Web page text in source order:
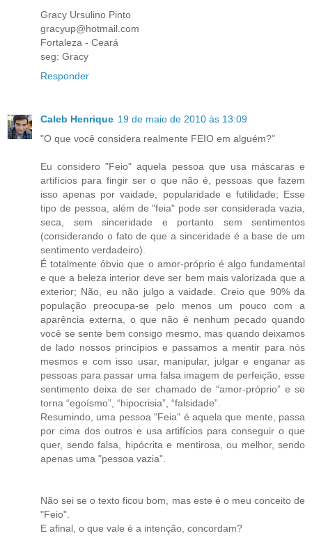
Gracy Ursulino Pinto
gracyup@hotmail.com
Fortaleza - Ceará
seg: Gracy
Responder
Caleb Henrique 19 de maio de 2010 às 13:09
"O que você considera realmente FEIO em alguém?"
Eu considero "Feio" aquela pessoa que usa máscaras e
artifícios para fingir ser o que não é, pessoas que fazem
isso apenas por vaidade, popularidade e futilidade; Esse
tipo de pessoa, além de "feia" pode ser considerada vazia,
seca, sem sinceridade e portanto sem sentimentos
(considerando o fato de que a sinceridade é a base de um
sentimento verdadeiro).
É totalmente óbvio que o amor-próprio é algo fundamental
e que a beleza interior deve ser bem mais valorizada que a
exterior; Não, eu não julgo a vaidade. Creio que 90% da
população preocupa-se pelo menos um pouco com a
aparência externa, o que não é nenhum pecado quando
você se sente bem consigo mesmo, mas quando deixamos
de lado nossos princípios e passamos a mentir para nós
mesmos e com isso usar, manipular, julgar e enganar as
pessoas para passar uma falsa imagem de perfeição, esse
sentimento deixa de ser chamado de “amor-próprio” e se
torna “egoísmo”, “hipocrisia”, “falsidade”.
Resumindo, uma pessoa "Feia" é aquela que mente, passa
por cima dos outros e usa artifícios para conseguir o que
quer, sendo falsa, hipócrita e mentirosa, ou melhor, sendo
apenas uma "pessoa vazia".
Não sei se o texto ficou bom, mas este é o meu conceito de
"Feio".
E afinal, o que vale é a intenção, concordam?